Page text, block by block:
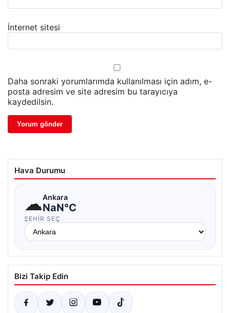
İnternet sitesi
Daha sonraki yorumlarımda kullanılması için adım, e-
posta adresim ve site adresim bu tarayıcıya
kaydedilsin.
Hava Durumu
☁Ankara
NaN°C
ŞEHIR SEÇ
Bizi Takip Edin